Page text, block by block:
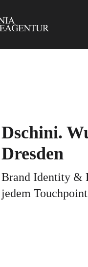
Dschini.
Dresden
Brand Identity &
jedem